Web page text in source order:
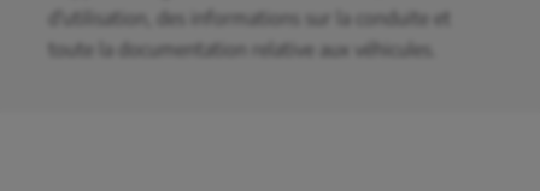
d'utilisation, des informations sur la conduite et
toute la documentation relative aux véhicules.